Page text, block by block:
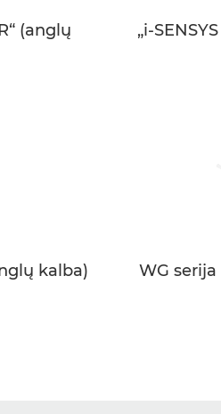
(anglų
„i-
kalba) WG